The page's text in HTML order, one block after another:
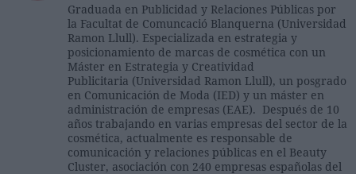
Graduada en Publicidad y Relaciones Públicas por
la Facultat de Comuncació Blanquerna (Universidad
Ramon Llull). Especializada en estrategia y
posicionamiento de marcas de cosmética con un
Máster en Estrategia y Creatividad
Publicitaria (Universidad Ramon Llull), un posgrado
en Comunicación de Moda (IED) y un máster en
administración de empresas (EAE). Después de 10
años trabajando en varias empresas del sector de la
cosmética, actualmente es responsable de
comunicación y relaciones públicas en el Beauty
Cluster, asociación con 240 empresas españolas del